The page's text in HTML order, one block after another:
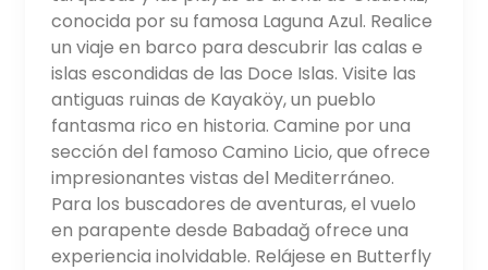
conocida por su famosa Laguna Azul. Realice
un viaje en barco para descubrir las calas e
islas escondidas de las Doce Islas. Visite las
antiguas ruinas de Kayaköy, un pueblo
fantasma rico en historia. Camine por una
sección del famoso Camino Licio, que ofrece
impresionantes vistas del Mediterráneo.
Para los buscadores de aventuras, el vuelo
en parapente desde Babadağ ofrece una
experiencia inolvidable. Relájese en Butterfly